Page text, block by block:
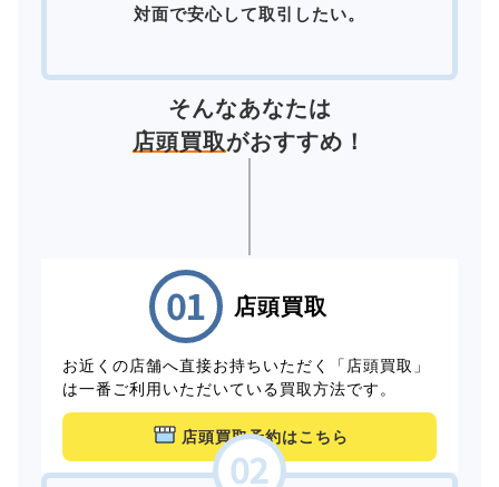
対面で安心して取引したい。
そんなあなたは
店頭買取がおすすめ！
店頭買取
お近くの店舗へ直接お持ちいただく「店頭買取」
は一番ご利用いただいている買取方法です。
店頭買取予約はこちら